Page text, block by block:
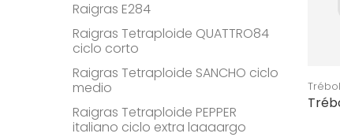
Raigras E284
Raigras Tetraploide QUATTRO84
ciclo corto
Raigras Tetraploide SANCHO ciclo
medio
Raigras Tetraploide PEPPER
italiano ciclo extra laaaargo